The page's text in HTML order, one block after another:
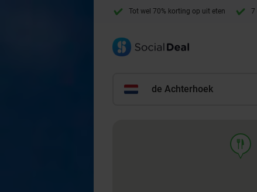
Tot wel 70% korting op uit eten 7
de Achterhoek
food